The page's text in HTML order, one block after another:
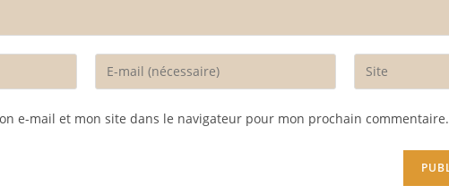
Enter
your
Enter
your
(optional)
e-mail et mon site dans le navigateur pour mon prochain commentaire.